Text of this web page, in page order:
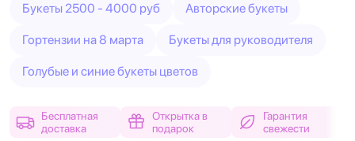
Букеты 2500 - 4000 руб Авторские букеты
Гортензии на 8 марта Букеты для руководителя
Голубые и синие букеты цветов
Бесплатная
доставка
Открытка в
подарок
Гарантия
свежести